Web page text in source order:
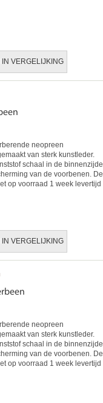
IN VERGELIJKING
neopreen
van sterk kunstleder.
schaal in de binnenzijde
van de voorbenen. De
op voorraad 1 week levertijd
IN VERGELIJKING
neopreen
van sterk kunstleder.
schaal in de binnenzijde
van de voorbenen. De
op voorraad 1 week levertijd